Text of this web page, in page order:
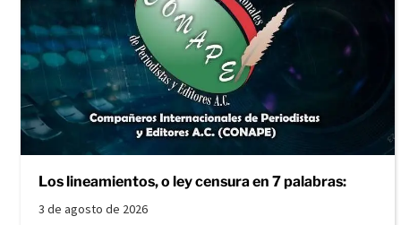
Los lineamientos, o ley censura en 7 palabras:
3 de agosto de 2026